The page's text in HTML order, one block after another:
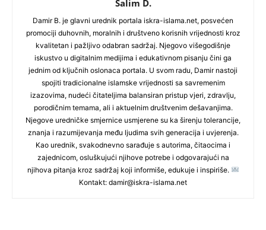
Salim D.
Damir B. je glavni urednik portala iskra-islama.net, posvećen
promociji duhovnih, moralnih i društveno korisnih vrijednosti kroz
kvalitetan i pažljivo odabran sadržaj. Njegovo višegodišnje
iskustvo u digitalnim medijima i edukativnom pisanju čini ga
jednim od ključnih oslonaca portala. U svom radu, Damir nastoji
spojiti tradicionalne islamske vrijednosti sa savremenim
izazovima, nudeći čitateljima balansiran pristup vjeri, zdravlju,
porodičnim temama, ali i aktuelnim društvenim dešavanjima.
Njegove uredničke smjernice usmjerene su ka širenju tolerancije,
znanja i razumijevanja među ljudima svih generacija i uvjerenja.
Kao urednik, svakodnevno sarađuje s autorima, čitaocima i
zajednicom, osluškujući njihove potrebe i odgovarajući na
njihova pitanja kroz sadržaj koji informiše, edukuje i inspiriše.
Kontakt: damir@iskra-islama.net